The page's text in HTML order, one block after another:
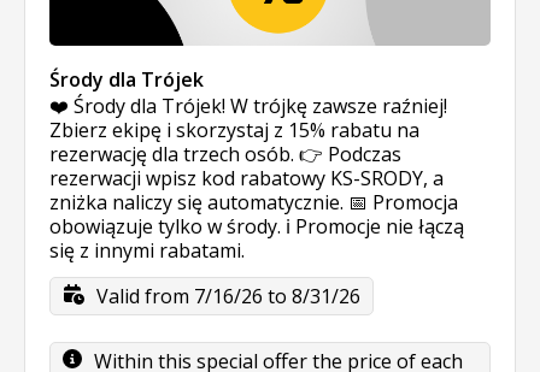
Środy dla Trójek
❤️ Środy dla Trójek! W trójkę zawsze raźniej!
Zbierz ekipę i skorzystaj z 15% rabatu na
rezerwację dla trzech osób. 👉 Podczas
rezerwacji wpisz kod rabatowy KS-SRODY, a
zniżka naliczy się automatycznie. 📅 Promocja
obowiązuje tylko w środy. ℹ️ Promocje nie łączą
się z innymi rabatami.
Valid from 7/16/26 to 8/31/26
Within this special offer the price of each